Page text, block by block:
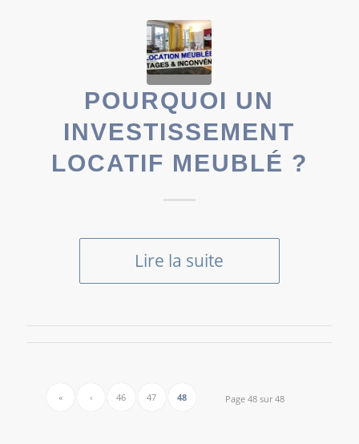
POURQUOI UN
INVESTISSEMENT
LOCATIF MEUBLÉ ?
Lire la suite
Page 48 sur 48
« ‹ 46 47 48